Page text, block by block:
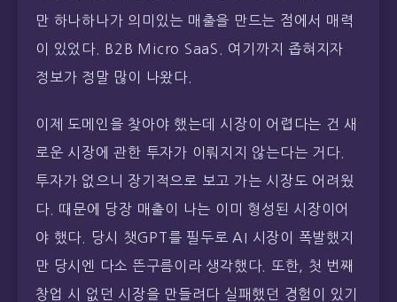
만 하나하나가 의미있는 매출을 만드는 점에서 매력
이 있었다. B2B Micro SaaS. 여기까지 좁혀지자
정보가 정말 많이 나왔다.
이제 도메인을 찾아야 했는데 시장이 어렵다는 건 새
로운 시장에 관한 투자가 이뤄지지 않는다는 거다.
투자가 없으니 장기적으로 보고 가는 시장도 어려웠
다. 때문에 당장 매출이 나는 이미 형성된 시장이어
야 했다. 당시 챗GPT를 필두로 AI 시장이 폭발했지
만 당시엔 다소 뜬구름이라 생각했다. 또한, 첫 번째
창업 시 없던 시장을 만들려다 실패했던 경험이 있기